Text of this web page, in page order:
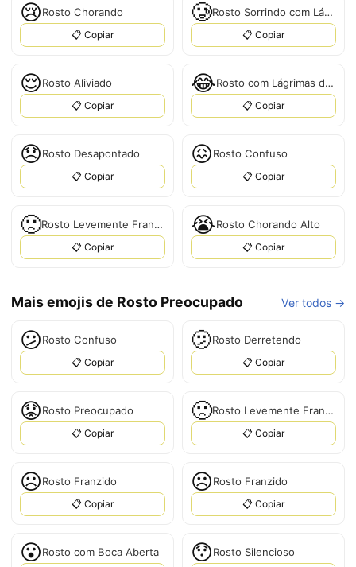
😢Rosto Chorando
📋 Copiar
🥲 Rosto Sorrindo com Lágrima
📋 Copiar
😌Rosto Aliviado
📋 Copiar
😂 Rosto com Lágrimas de Alegria
📋 Copiar
😞Rosto Desapontado
📋 Copiar
😖Rosto Confuso
📋 Copiar
🙁 Rosto Levemente Franzido
📋 Copiar
😭Rosto Chorando Alto
📋 Copiar
Mais emojis de Rosto Preocupado Ver todos →
😕Rosto Confuso
📋 Copiar
🫤Rosto Derretendo
📋 Copiar
😟Rosto Preocupado
📋 Copiar
🙁 Rosto Levemente Franzido
📋 Copiar
☹️Rosto Franzido
📋 Copiar
☹Rosto Franzido
📋 Copiar
😮Rosto com Boca Aberta 😯Rosto Silencioso